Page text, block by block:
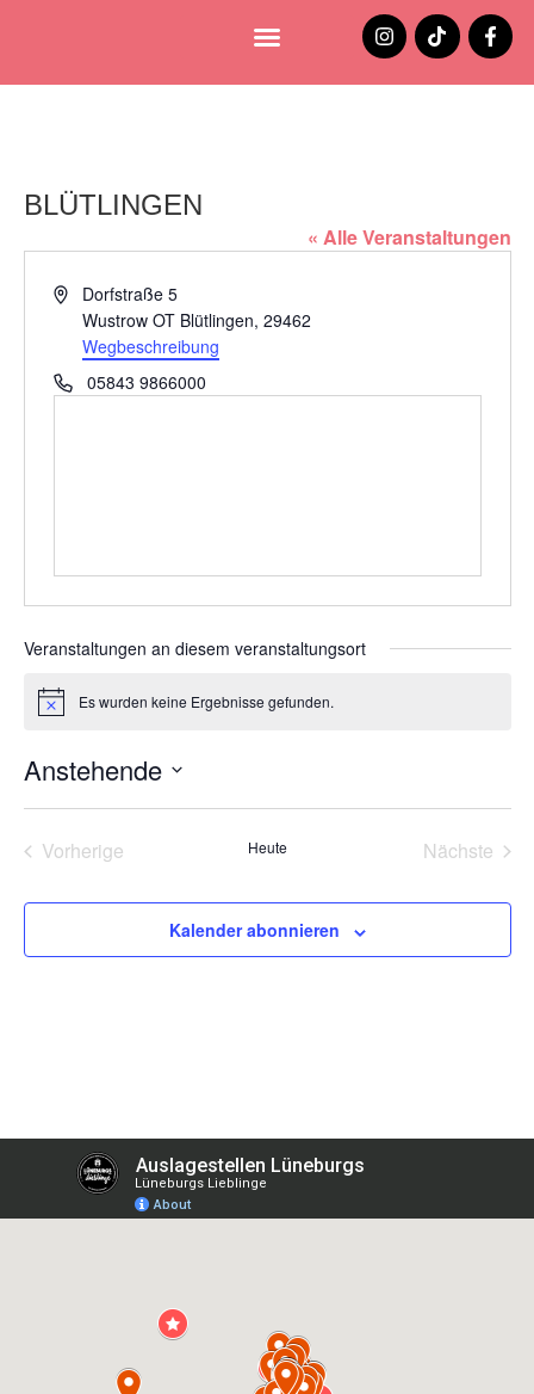
BLÜTLINGEN
« Alle Veranstaltungen
AdresseDorfstraße 5
Wustrow OT Blütlingen, 29462
Wegbeschreibung
Telefon05843 9866000
Veranstaltungen an diesem veranstaltungsort
HinweisEs wurden keine Ergebnisse gefunden.
Anstehende
VorherigeVeranstaltungenHeute Nächste
Kalender abonnieren